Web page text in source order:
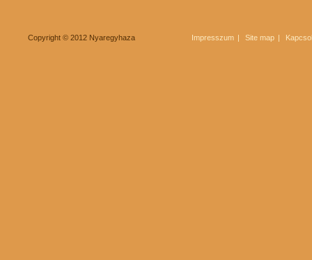
Copyright © 2012 Nyaregyhaza Impresszum Site map